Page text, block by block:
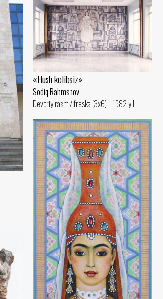
«Hush kelibsiz»
Sodiq Rahmsnov
Devoriy rasm / freska (3x6) - 1982 yil